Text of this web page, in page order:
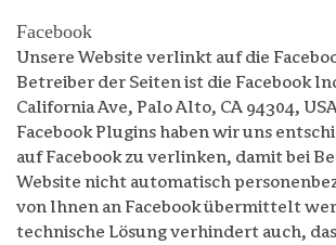
Facebook
Unsere Website verlinkt auf die
Betreiber der Seiten ist die Facebook
California Ave, Palo Alto, CA 94304,
Facebook Plugins haben wir uns
auf Facebook zu verlinken, damit bei
Website nicht automatisch
von Ihnen an Facebook übermittelt
technische Lösung verhindert auch,